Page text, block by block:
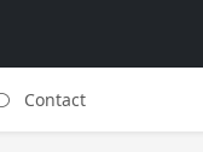
Contact